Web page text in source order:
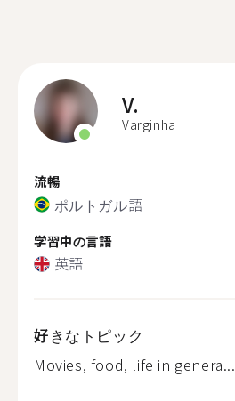
V.
Varginha
流暢
ポルトガル語
学習中の言語
英語
好きなトピック
Movies, food, life in genera...